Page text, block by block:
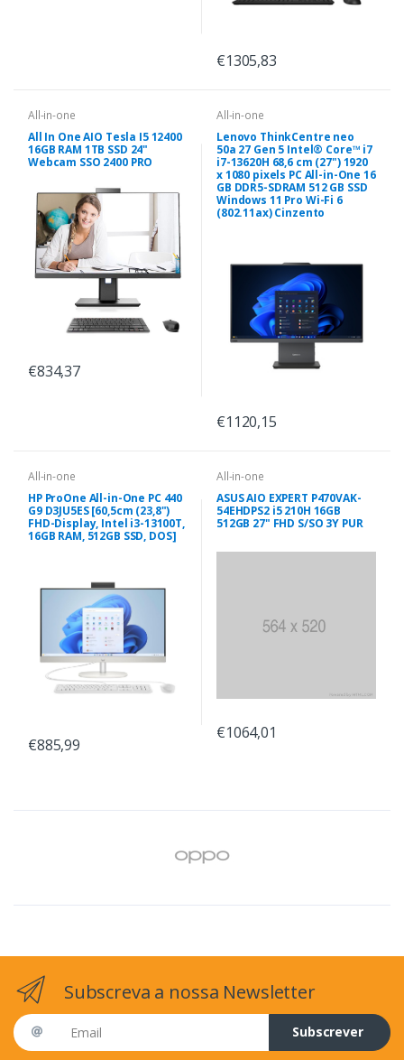
€1305,83
All-in-one
All In One AIO Tesla I5 12400
16GB RAM 1TB SSD 24"
Webcam SSO 2400 PRO
€834,37
All-in-one
Lenovo ThinkCentre neo
50a 27 Gen 5 Intel® Core™ i7
i7-13620H 68,6 cm (27") 1920
x 1080 pixels PC All-in-One 16
GB DDR5-SDRAM 512 GB SSD
Windows 11 Pro Wi-Fi 6
(802.11ax) Cinzento
€1120,15
All-in-one
HP ProOne All-in-One PC 440
G9 D3JU5ES [60,5cm (23,8")
FHD-Display, Intel i3-13100T,
16GB RAM, 512GB SSD, DOS]
€885,99
All-in-one
ASUS AIO EXPERT P470VAK-
54EHDPS2 i5 210H 16GB
512GB 27" FHD S/SO 3Y PUR
€1064,01
Subscreva a nossa Newsletter
Email address
Subscrever